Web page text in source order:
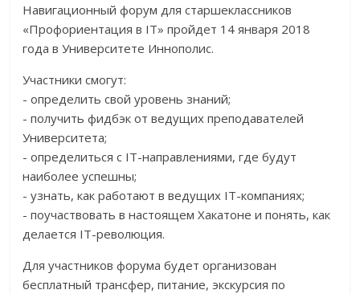
Навигационный форум для старшеклассников
«Профориентация в IT» пройдет 14 января 2018
года в Университете Иннополис.
Участники смогут:
- определить свой уровень знаний;
- получить фидбэк от ведущих преподавателей
Университета;
- определиться с IT-направлениями, где будут
наиболее успешны;
- узнать, как работают в ведущих IT-компаниях;
- поучаствовать в настоящем Хакатоне и понять, как
делается IT-революция.
Для участников форума будет организован
бесплатный трансфер, питание, экскурсия по